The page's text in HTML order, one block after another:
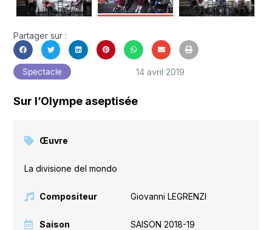
Partager sur :
Spectacle 14 avril 2019
Sur l’Olympe aseptisée
Œuvre
La divisione del mondo
Compositeur Giovanni LEGRENZI
Saison SAISON 2018-19